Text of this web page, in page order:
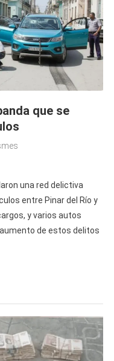
que se
una red delictiva
entre Pinar del Río y
y varios autos
de estos delitos